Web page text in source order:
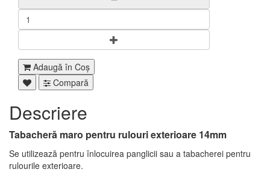
Adaugă în Coş
Compară
Descriere
Tabacheră maro pentru rulouri exterioare 14mm
Se utilizează pentru înlocuirea panglicii sau a tabacherei pentru
rulourile exterioare.